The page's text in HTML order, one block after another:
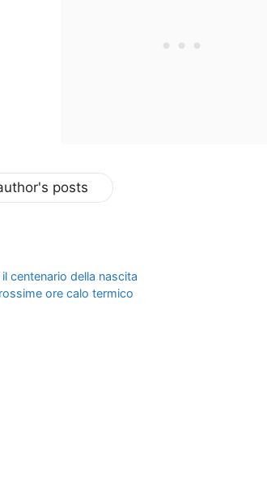
posts
centenario della nascita
ore calo termico